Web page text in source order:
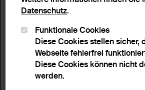
Entferne Filter
Objektbezeichnung : nara-ehon
Sortieren nach
Anzahl Ergebnisse
Datenschutz.
Funktionale Cookies
Diese Cookies stellen sicher,
Webseite fehlerfrei
Diese Cookies können nicht
werden.